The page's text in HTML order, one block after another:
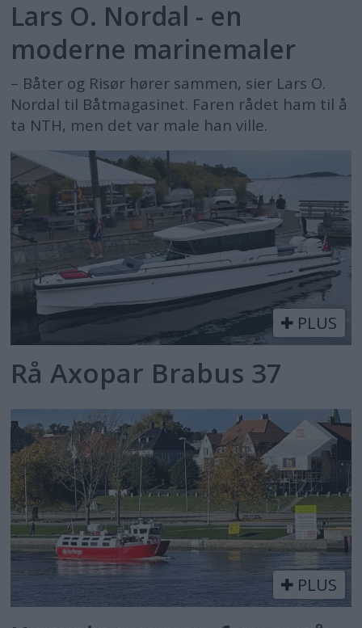
Lars O. Nordal - en
moderne marinemaler
– Båter og Risør hører sammen, sier Lars O.
Nordal til Båtmagasinet. Faren rådet ham til å
ta NTH, men det var male han ville.
PLUS
Rå Axopar Brabus 37
PLUS